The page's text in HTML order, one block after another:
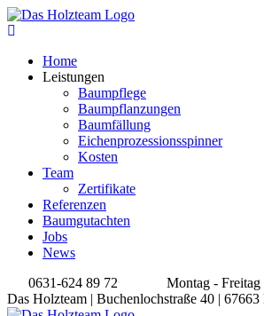
Home
Leistungen
Baumpflege
Baumpflanzungen
Baumfällung
Eichenprozessionsspinner
Kosten
Team
Zertifikate
Referenzen
Baumgutachten
Jobs
News
0631-624 89 72
Montag -
Das Holzteam | Buchenlochstraße 40 | 67663